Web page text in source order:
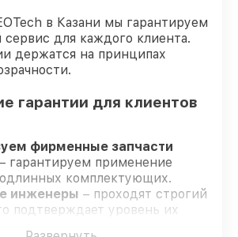
в Казани мы гарантируем
сервис для каждого клиента.
держатся на принципах
гарантии для клиентов
фирменные запчасти
– гарантируем применение
комплектующих.
инженеры – проходят строгий
подтверждает уровень их